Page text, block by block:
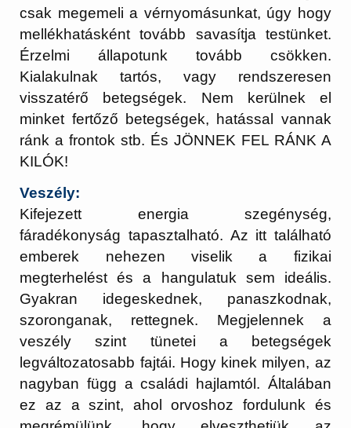
csak megemeli a vérnyomásunkat, úgy hogy
mellékhatásként tovább savasítja testünket.
Érzelmi állapotunk tovább csökken.
Kialakulnak tartós, vagy rendszeresen
visszatérő betegségek. Nem kerülnek el
minket fertőző betegségek, hatással vannak
ránk a frontok stb. És JÖNNEK FEL RÁNK A
KILÓK!
Veszély:
Kifejezett energia szegénység,
fáradékonyság tapasztalható. Az itt található
emberek nehezen viselik a fizikai
megterhelést és a hangulatuk sem ideális.
Gyakran idegeskednek, panaszkodnak,
szoronganak, rettegnek. Megjelennek a
veszély szint tünetei a betegségek
legváltozatosabb fajtái. Hogy kinek milyen, az
nagyban függ a családi hajlamtól. Általában
ez az a szint, ahol orvoshoz fordulunk és